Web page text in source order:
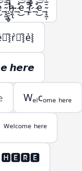
̖̱̮͙̻̞̦̙̝͖ͫ̿̎͊̀̇͡͠͝h̷̸̢̝͕̥̗̜̹̠͉̗ͮ̒̌͆͑͌̀͆̀̇ͦ͒̓́̋̓ͮ̾ͭ̆̇͢͟͞͡ͅ_̶̷̧̢͉̠̘̹̼͚̣͇͍̊ͪͨ̊̈́ͩ̎͆̔ͨ̊͐ͣ̈̀͐ͫ͜͝͞͠ͅe_̴̧̢̞͖̦͉̲̬̤͙̪͎̣̰̱̘̯̜̭̖̲̄̅ͭ͗ͥ͒ͫ̃ͪ͒̓ͦ̓͒̎͂̌͌̾̀̄͊ͫ͘͘͢͜͜r̴̷̨̨̢̢̫̯͇̙̱̫͇͇͎̒ͩ̓́̈ͥ͗̓ͤ̊́͒ͬ̓̀́̋̓ͮ̾ͭ̆̇̕͜͠͡ͅ_̶̷̧̢͉̠̘̹̼͚̣͇͍̊ͪͨ̊̈́ͩ̎͆̔ͨ̊͐ͣ̈̀͐ͫ͜͝͞͠ͅe_̴̧̞͖̦̄̅ͭ͗ͥ
𝙝𝙚𝙧𝙚
Wₑₗcₒₘₑ ₕₑᵣₑ
ᵂᵉˡᶜᵒᵐᵉ ʰᵉʳᵉ